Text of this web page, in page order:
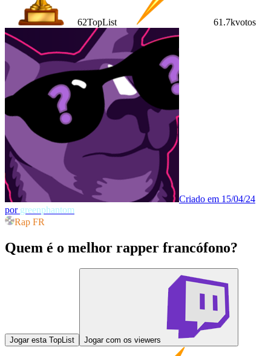
62TopList 61.7kvotos
Criado em 15/04/24
por greenphantom
Rap FR
Quem é o melhor rapper francófono?
Jogar esta TopList Jogar com os viewers